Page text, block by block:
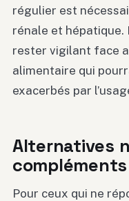
régulier est
rénale et hépatique.
rester vigilant face
alimentaire qui
exacerbés par
Alternatives
Pour ceux qui ne